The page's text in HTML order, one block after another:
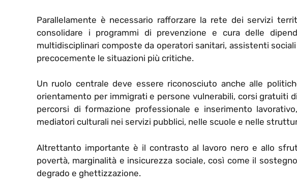
Parallelamente è necessario rafforzare la rete dei servizi
consolidare i programmi di prevenzione e cura delle
multidisciplinari composte da operatori sanitari, assistenti
precocemente le situazioni più critiche.
Un ruolo centrale deve essere riconosciuto anche alle
orientamento per immigrati e persone vulnerabili, corsi gratuiti
percorsi di formazione professionale e inserimento
mediatori culturali nei servizi pubblici, nelle scuole e nelle
Altrettanto importante è il contrasto al lavoro nero e allo
povertà, marginalità e insicurezza sociale, così come il
degrado e ghettizzazione.